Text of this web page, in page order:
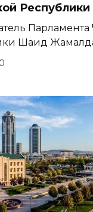
Республики
Парламента
Шаид
0